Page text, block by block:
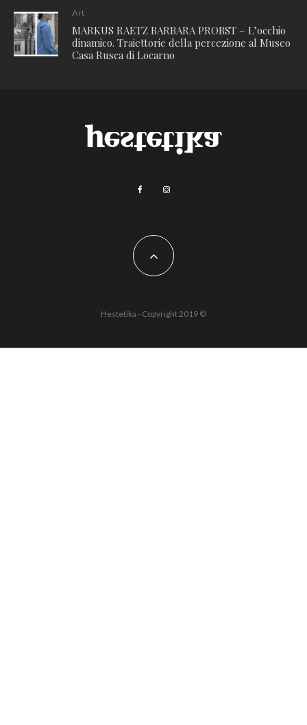
Art
MARKUS RAETZ BARBARA PROBST – L’occhio
dinamico. Traiettorie della percezione al Museo
Casa Rusca di Locarno
Hestetika - Copyright 2019 ©